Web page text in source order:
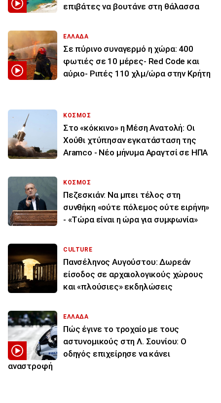
επιβάτες να βουτάνε στη θάλασσα
ΕΛΛΑΔΑ
Σε πύρινο συναγερμό η χώρα: 400
φωτιές σε 10 μέρες- Red Code και
αύριο- Ριπές 110 χλμ/ώρα στην Κρήτη
ΚΟΣΜΟΣ
Στο «κόκκινο» η Μέση Ανατολή: Οι
Χούθι χτύπησαν εγκατάσταση της
Aramco - Νέο μήνυμα Αραγτσί σε ΗΠΑ
ΚΟΣΜΟΣ
Πεζεσκιάν: Να μπει τέλος στη
συνθήκη «ούτε πόλεμος ούτε ειρήνη»
- «Τώρα είναι η ώρα για συμφωνία»
CULTURE
Πανσέληνος Αυγούστου: Δωρεάν
είσοδος σε αρχαιολογικούς χώρους
και «πλούσιες» εκδηλώσεις
ΕΛΛΑΔΑ
Πώς έγινε το τροχαίο με τους
αστυνομικούς στη Λ. Σουνίου: Ο
οδηγός επιχείρησε να κάνει
αναστροφή